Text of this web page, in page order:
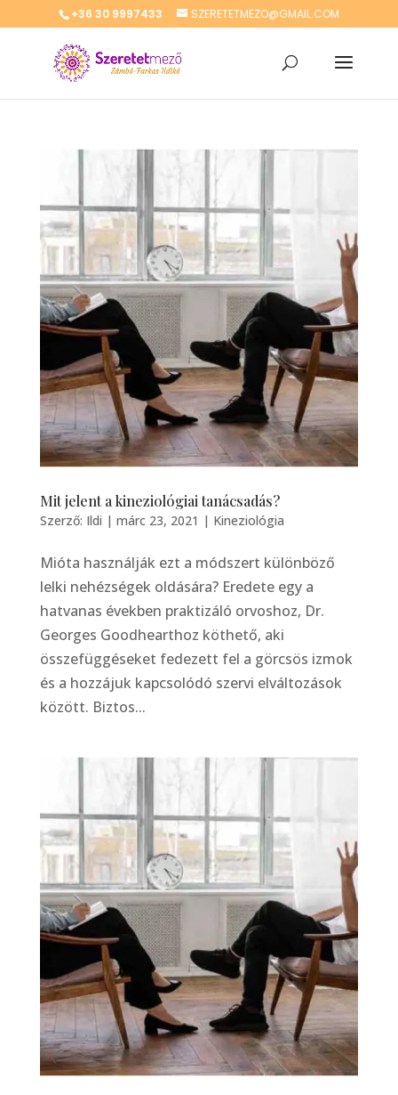
+36 30 9997433 SZERETETMEZO@GMAIL.COM
Mit jelent a kineziológiai tanácsadás?
Szerző: Ildi | márc 23, 2021 | Kineziológia
Mióta használják ezt a módszert különböző
lelki nehézségek oldására? Eredete egy a
hatvanas években praktizáló orvoshoz, Dr.
Georges Goodhearthoz köthető, aki
összefüggéseket fedezett fel a görcsös izmok
és a hozzájuk kapcsolódó szervi elváltozások
között. Biztos...